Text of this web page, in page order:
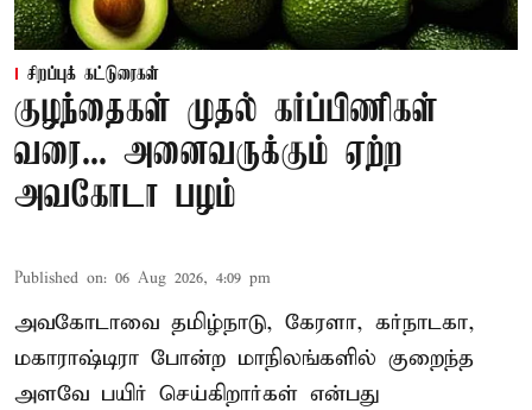
சிறப்புக் கட்டுரைகள்
குழந்தைகள் முதல் கர்ப்பிணிகள்
வரை... அனைவருக்கும் ஏற்ற
அவகோடா பழம்
Published on: 06 Aug 2026, 4:09 pm
அவகோடாவை தமிழ்நாடு, கேரளா, கர்நாடகா,
மகாராஷ்டிரா போன்ற மாநிலங்களில் குறைந்த
அளவே பயிர் செய்கிறார்கள் என்பது